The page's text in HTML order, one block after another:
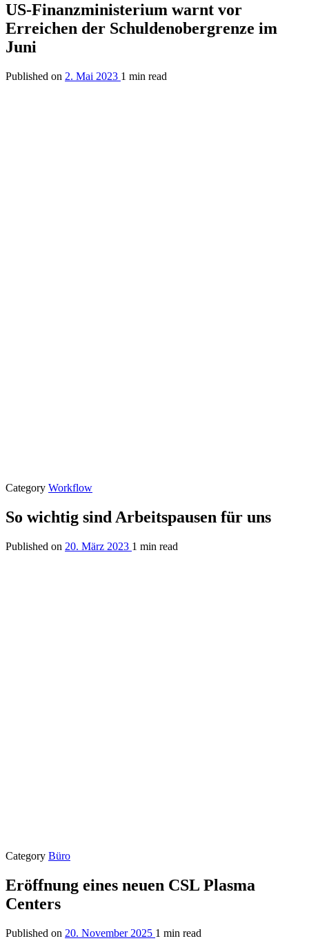
US-Finanzministerium warnt vor
Erreichen der Schuldenobergrenze im
Juni
Published on 2. Mai 2023 1 min read
Category Workflow
So wichtig sind Arbeitspausen für uns
Published on 20. März 2023 1 min read
Category Büro
Eröffnung eines neuen CSL Plasma
Centers
Published on 20. November 2025 1 min read